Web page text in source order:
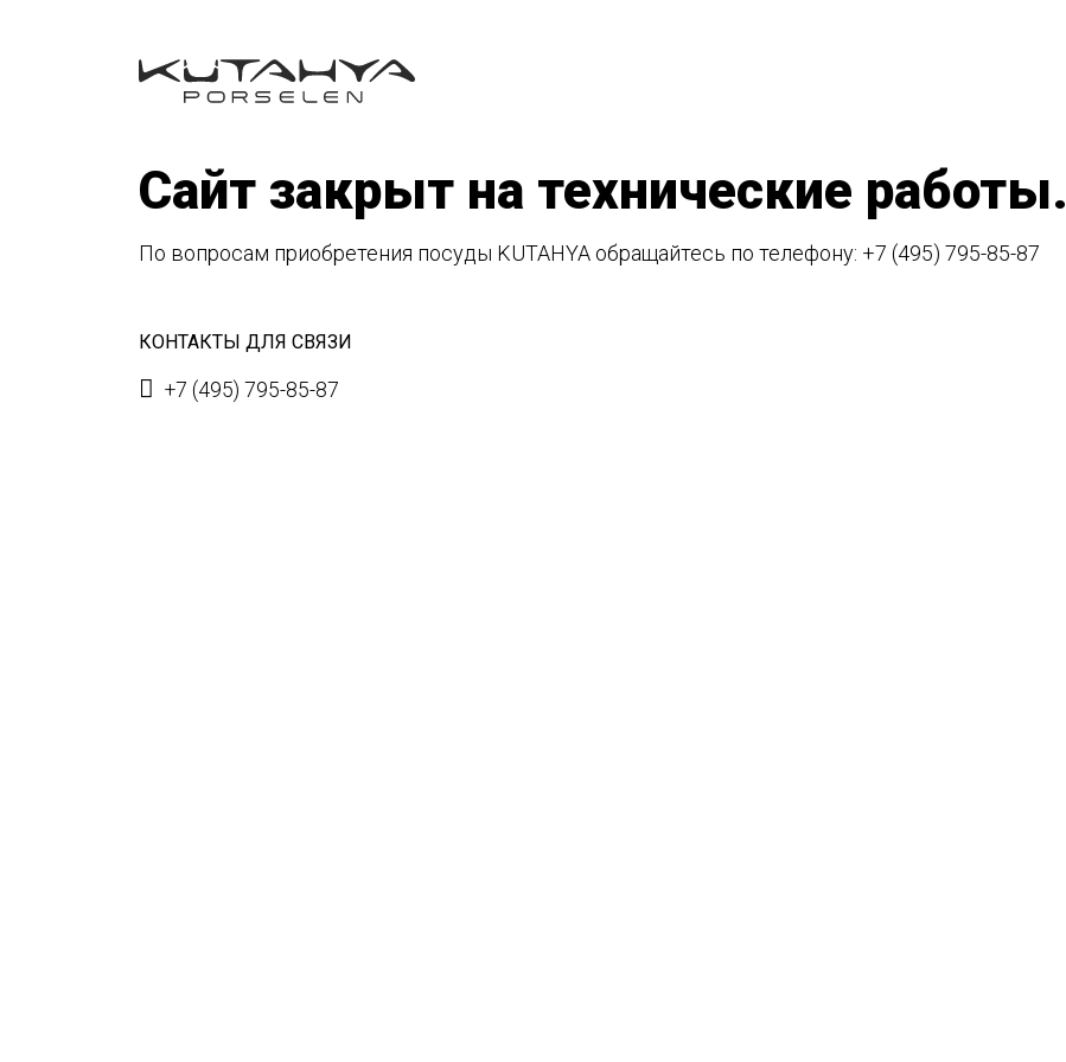
Сайт закрыт на технические работы.
По вопросам приобретения посуды KUTAHYA обращайтесь по телефону: +7 (495) 795-85-87
КОНТАКТЫ ДЛЯ СВЯЗИ
+7 (495) 795-85-87